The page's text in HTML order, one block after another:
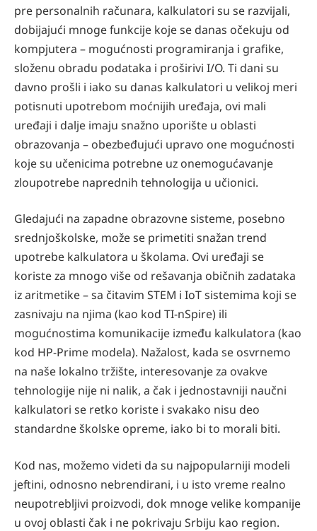
pre personalnih računara, kalkulatori su se razvijali,
dobijajući mnoge funkcije koje se danas očekuju od
kompjutera – mogućnosti programiranja i graﬁke,
složenu obradu podataka i proširivi I/O. Ti dani su
davno prošli i iako su danas kalkulatori u velikoj meri
potisnuti upotrebom moćnijih uređaja, ovi mali
uređaji i dalje imaju snažno uporište u oblasti
obrazovanja – obezbeđujući upravo one mogućnosti
koje su učenicima potrebne uz onemogućavanje
zloupotrebe naprednih tehnologija u učionici.
Gledajući na zapadne obrazovne sisteme, posebno
srednjoškolske, može se primetiti snažan trend
upotrebe kalkulatora u školama. Ovi uređaji se
koriste za mnogo više od rešavanja običnih zadataka
iz aritmetike – sa čitavim STEM i IoT sistemima koji se
zasnivaju na njima (kao kod TI-nSpire) ili
mogućnostima komunikacije između kalkulatora (kao
kod HP-Prime modela). Nažalost, kada se osvrnemo
na naše lokalno tržište, interesovanje za ovakve
tehnologije nije ni nalik, a čak i jednostavniji naučni
kalkulatori se retko koriste i svakako nisu deo
standardne školske opreme, iako bi to morali biti.
Kod nas, možemo videti da su najpopularniji modeli
jeftini, odnosno nebrendirani, i u isto vreme realno
neupotrebljivi proizvodi, dok mnoge velike kompanije
u ovoj oblasti čak i ne pokrivaju Srbiju kao region.